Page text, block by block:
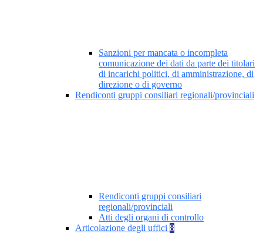
Sanzioni per mancata o incompleta
comunicazione dei dati da parte dei titolari
di incarichi politici, di amministrazione, di
direzione o di governo
Rendiconti gruppi consiliari regionali/provinciali
Rendiconti gruppi consiliari
regionali/provinciali
Atti degli organi di controllo
Articolazione degli uffici 8